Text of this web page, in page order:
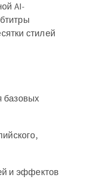
AI-
стилей
базовых
и эффектов